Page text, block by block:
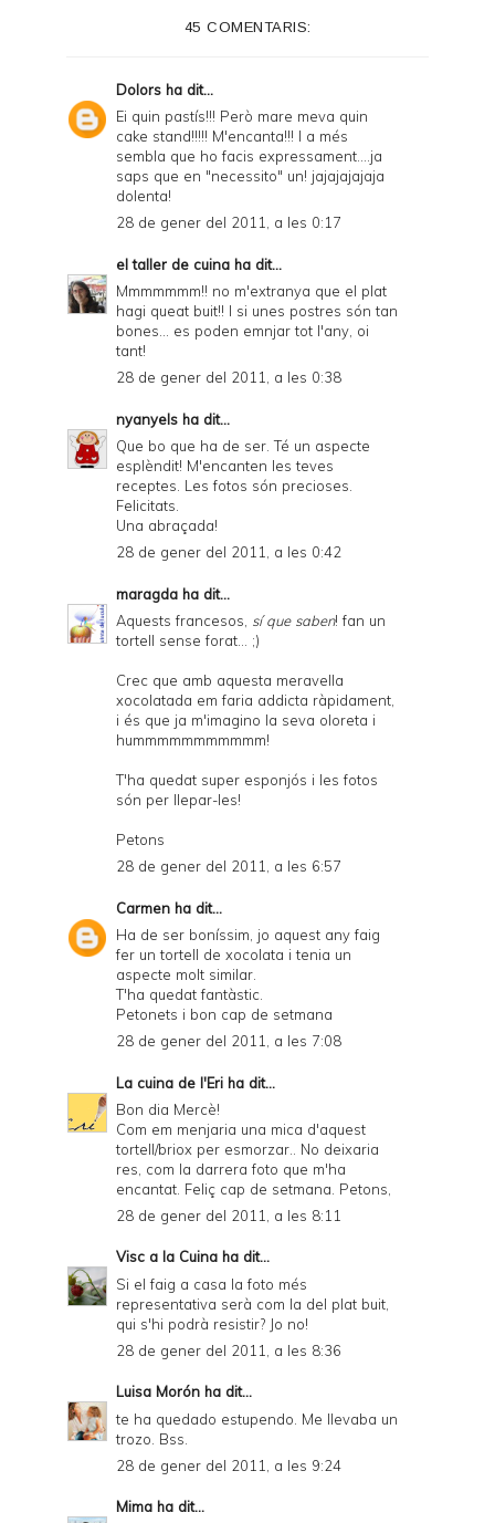
45 COMENTARIS:
Dolors ha dit...
Ei quin pastís!!! Però mare meva quin
cake stand!!!!! M'encanta!!! I a més
sembla que ho facis expressament....ja
saps que en "necessito" un! jajajajajaja
dolenta!
28 de gener del 2011, a les 0:17
el taller de cuina ha dit...
Mmmmmmm!! no m'extranya que el plat
hagi queat buit!! I si unes postres són tan
bones... es poden emnjar tot l'any, oi
tant!
28 de gener del 2011, a les 0:38
nyanyels ha dit...
Que bo que ha de ser. Té un aspecte
esplèndit! M'encanten les teves
receptes. Les fotos són precioses.
Felicitats.
Una abraçada!
28 de gener del 2011, a les 0:42
maragda ha dit...
Aquests francesos, sí que saben! fan un
tortell sense forat... ;)
Crec que amb aquesta meravella
xocolatada em faria addicta ràpidament,
i és que ja m'imagino la seva oloreta i
hummmmmmmmmmm!
T'ha quedat super esponjós i les fotos
són per llepar-les!
Petons
28 de gener del 2011, a les 6:57
Carmen ha dit...
Ha de ser boníssim, jo aquest any faig
fer un tortell de xocolata i tenia un
aspecte molt similar.
T'ha quedat fantàstic.
Petonets i bon cap de setmana
28 de gener del 2011, a les 7:08
La cuina de l'Eri ha dit...
Bon dia Mercè!
Com em menjaria una mica d'aquest
tortell/briox per esmorzar.. No deixaria
res, com la darrera foto que m'ha
encantat. Feliç cap de setmana. Petons,
28 de gener del 2011, a les 8:11
Visc a la Cuina ha dit...
Si el faig a casa la foto més
representativa serà com la del plat buit,
qui s'hi podrà resistir? Jo no!
28 de gener del 2011, a les 8:36
Luisa Morón ha dit...
te ha quedado estupendo. Me llevaba un
trozo. Bss.
28 de gener del 2011, a les 9:24
Mima ha dit...